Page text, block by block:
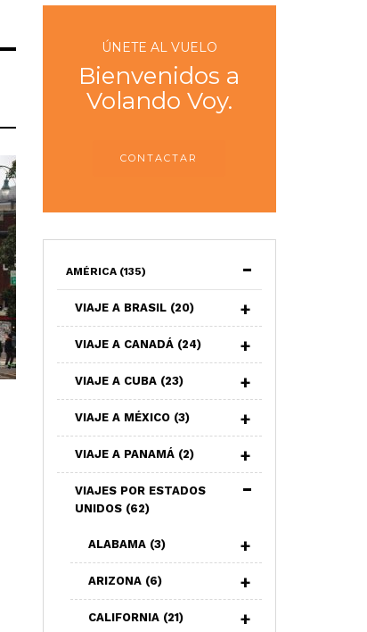
ÚNETE AL VUELO
Bienvenidos a
Volando Voy.
CONTACTAR
AMÉRICA (135)
VIAJE A BRASIL (20)
VIAJE A CANADÁ (24)
VIAJE A CUBA (23)
VIAJE A MÉXICO (3)
VIAJE A PANAMÁ (2)
VIAJES POR ESTADOS
UNIDOS (62)
ALABAMA (3)
ARIZONA (6)
CALIFORNIA (21)